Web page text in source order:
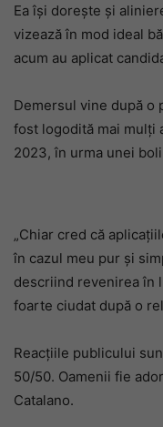
Ea își dorește și
vizează în mod ideal
acum au aplicat
Demersul vine după o
fost logodită mai mulți
2023, în urma unei
„Chiar cred că
în cazul meu pur și
descriind revenirea în
foarte ciudat după o
Reacțiile publicului
50/50. Oamenii fie
Catalano.